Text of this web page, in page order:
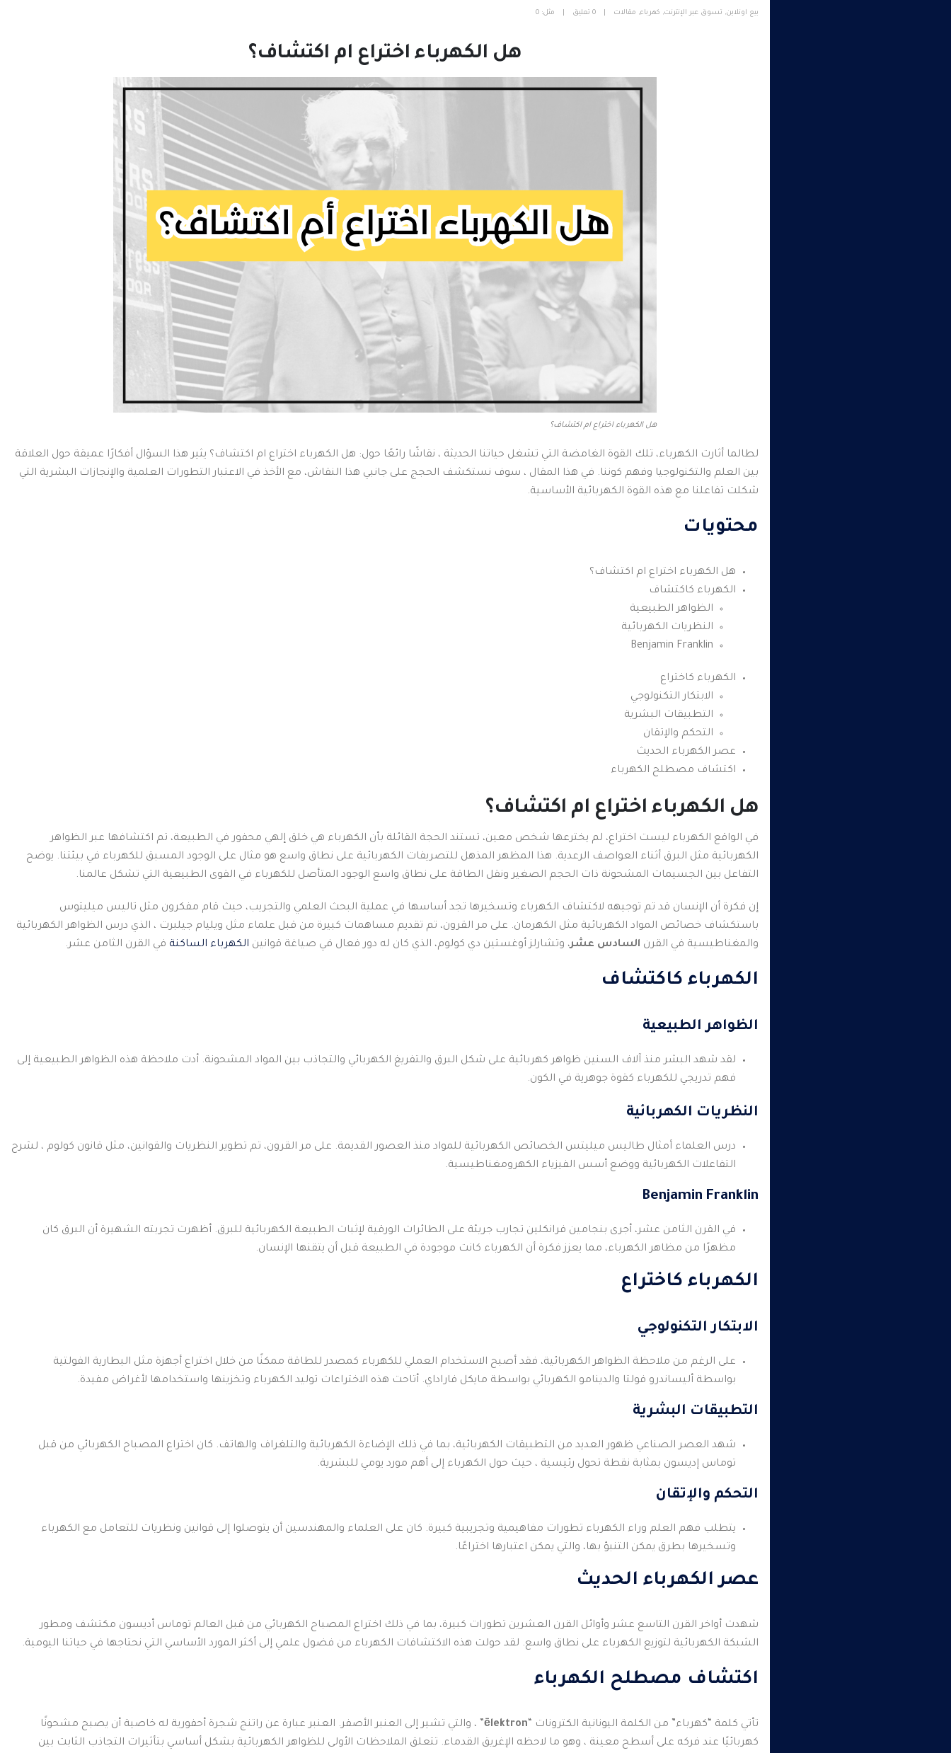
بيع اونلاين, تسوق عبر الإنترنت, كهرباء, مقالات 0 تعليق مثل: 0
هل الكهرباء اختراع ام اكتشاف؟
هل الكهرباء اختراع ام اكتشاف؟
لطالما أثارت الكهرباء، تلك القوة الغامضة التي تشغل حياتنا الحديثة ، نقاشًا رائعًا حول: هل الكهرباء اختراع ام اكتشاف؟ يثير هذا السؤال أفكارًا عميقة حول العلاقة
بين العلم والتكنولوجيا وفهم كوننا. في هذا المقال ، سوف نستكشف الحجج على جانبي هذا النقاش، مع الأخذ في الاعتبار التطورات العلمية والإنجازات البشرية التي
شكلت تفاعلنا مع هذه القوة الكهربائية الأساسية.
محتويات
هل الكهرباء اختراع ام اكتشاف؟
الكهرباء كاكتشاف
الظواهر الطبيعية
النظريات الكهربائية
Benjamin Franklin
الكهرباء كاختراع
الابتكار التكنولوجي
التطبيقات البشرية
التحكم والإتقان
عصر الكهرباء الحديث
اكتشاف مصطلح الكهرباء
هل الكهرباء اختراع ام اكتشاف؟
في الواقع الكهرباء ليست اختراع، لم يخترعها شخص معين، تستند الحجة القائلة بأن الكهرباء هي خلق إلهي محفور في الطبيعة، تم اكتشافها عبر الظواهر
الكهربائية مثل البرق أثناء العواصف الرعدية. هذا المظهر المذهل للتصريفات الكهربائية على نطاق واسع هو مثال على الوجود المسبق للكهرباء في بيئتنا. يوضح
التفاعل بين الجسيمات المشحونة ذات الحجم الصغير ونقل الطاقة على نطاق واسع الوجود المتأصل للكهرباء في القوى الطبيعية التي تشكل عالمنا.
إن فكرة أن الإنسان قد تم توجيهه لاكتشاف الكهرباء وتسخيرها تجد أساسها في عملية البحث العلمي والتجريب، حيث قام مفكرون مثل تاليس ميليتوس
باستكشاف خصائص المواد الكهربائية مثل الكهرمان. على مر القرون، تم تقديم مساهمات كبيرة من قبل علماء مثل ويليام جيلبرت ، الذي درس الظواهر الكهربائية
والمغناطيسية في القرن السادس عشر، وتشارلز أوغستين دي كولوم، الذي كان له دور فعال في صياغة قوانين الكهرباء الساكنة في القرن الثامن عشر.
الكهرباء كاكتشاف
الظواهر الطبيعية
لقد شهد البشر منذ آلاف السنين ظواهر كهربائية على شكل البرق والتفريغ الكهربائي والتجاذب بين المواد المشحونة. أدت ملاحظة هذه الظواهر الطبيعية إلى
فهم تدريجي للكهرباء كقوة جوهرية في الكون.
النظريات الكهربائية
درس العلماء أمثال طاليس ميليتس الخصائص الكهربائية للمواد منذ العصور القديمة. على مر القرون، تم تطوير النظريات والقوانين، مثل قانون كولوم ، لشرح
التفاعلات الكهربائية ووضع أسس الفيزياء الكهرومغناطيسية.
Benjamin Franklin
في القرن الثامن عشر، أجرى بنجامين فرانكلين تجارب جريئة على الطائرات الورقية لإثبات الطبيعة الكهربائية للبرق. أظهرت تجربته الشهيرة أن البرق كان
مظهرًا من مظاهر الكهرباء، مما يعزز فكرة أن الكهرباء كانت موجودة في الطبيعة قبل أن يتقنها الإنسان.
الكهرباء كاختراع
الابتكار التكنولوجي
على الرغم من ملاحظة الظواهر الكهربائية، فقد أصبح الاستخدام العملي للكهرباء كمصدر للطاقة ممكنًا من خلال اختراع أجهزة مثل البطارية الفولتية
بواسطة أليساندرو فولتا والدينامو الكهربائي بواسطة مايكل فاراداي. أتاحت هذه الاختراعات توليد الكهرباء وتخزينها واستخدامها لأغراض مفيدة.
التطبيقات البشرية
شهد العصر الصناعي ظهور العديد من التطبيقات الكهربائية، بما في ذلك الإضاءة الكهربائية والتلغراف والهاتف. كان اختراع المصباح الكهربائي من قبل
توماس إديسون بمثابة نقطة تحول رئيسية ، حيث حول الكهرباء إلى أهم مورد يومي للبشرية.
التحكم والإتقان
يتطلب فهم العلم وراء الكهرباء تطورات مفاهيمية وتجريبية كبيرة. كان على العلماء والمهندسين أن يتوصلوا إلى قوانين ونظريات للتعامل مع الكهرباء
وتسخيرها بطرق يمكن التنبؤ بها، والتي يمكن اعتبارها اختراعًا.
عصر الكهرباء الحديث
شهدت أواخر القرن التاسع عشر وأوائل القرن العشرين تطورات كبيرة، بما في ذلك اختراع المصباح الكهربائي من قبل العالم توماس أديسون مكتشف ومطور
الشبكة الكهربائية لتوزيع الكهرباء على نطاق واسع. لقد حولت هذه الاكتشافات الكهرباء من فضول علمي إلى أكثر المورد الأساسي التي نحتاجها في حياتنا اليومية.
اكتشاف مصطلح الكهرباء
تأتي كلمة “كهرباء” من الكلمة اليونانية الكترونات “ ēlektron ” ، والتي تشير إلى العنبر الأصفر. العنبر عبارة عن راتنج شجرة أحفورية له خاصية أن يصبح مشحونًا
كهربائيًا عند فركه على أسطح معينة ، وهو ما لاحظه الإغريق القدماء. تتعلق الملاحظات الأولى للظواهر الكهربائية بشكل أساسي بتأثيرات التجاذب الثابت بين